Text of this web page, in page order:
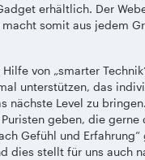
erhältlich. Der
somit aus jedem
von „smarter
unterstützen, das
nächste Level zu
geben, die gerne
Gefühl und Erfahrung“
dies stellt für uns auch